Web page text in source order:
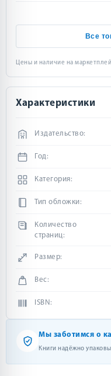
Все
Цены и наличие на
Характеристики
Издательство:
Год:
Категория:
Тип обложки:
Количество
страниц:
Размер:
Вес:
ISBN:
Мы заботимся о
Книги надёжно